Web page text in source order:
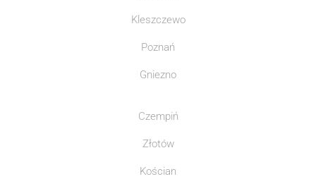
Kleszczewo
Poznań
Gniezno
Czempiń
Złotów
Kościan